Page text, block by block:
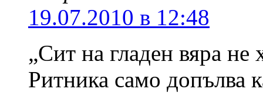
19.07.2010 в 12:48
„Сит на гладен вяра
Ритника само